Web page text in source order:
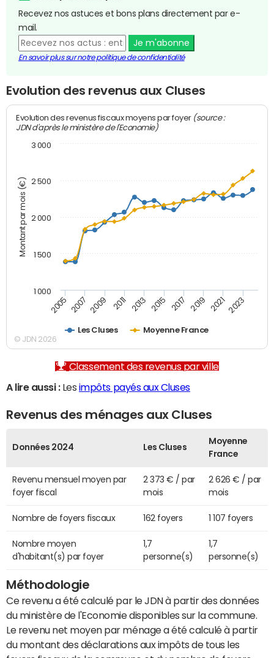
Recevez nos astuces et bons plans directement par e-
mail.
Je m'abonne
En savoir plus sur notre politique de confidentialité
Evolution des revenus aux Cluses
Montant par mois (€)
Evolution des revenus fiscaux moyens par foyer (source :
JDN d'après le ministère de l'Economie)
Les Cluses Moyenne France
2005 2007 2009 2011 2013 2015 2017 2019 2021 2023
1 000
1 500
2 000
2 500
3 000
© JDN 2026
Classement des revenus par ville
A lire aussi :Les impôts payés aux Cluses
Revenus des ménages aux Cluses
Données 2024 Les Cluses
Moyenne
France
Revenu mensuel moyen par
foyer fiscal
2 373 € / par
mois
2 626 € / par
mois
Nombre de foyers fiscaux 162 foyers 1 107 foyers
Nombre moyen
d'habitant(s) par foyer
1,7
personne(s)
1,7
personne(s)
Méthodologie
Ce revenu a été calculé par le JDN à partir des données
du ministère de l'Economie disponibles sur la commune.
Le revenu net moyen par ménage a été calculé à partir
du montant des déclarations aux impôts de tous les